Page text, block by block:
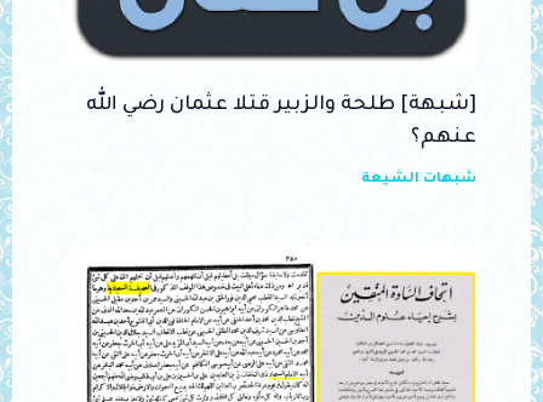
[شبهة] طلحة والزبير قتلا عثمان رضي الله
عنهم؟
شبهات الشيعة